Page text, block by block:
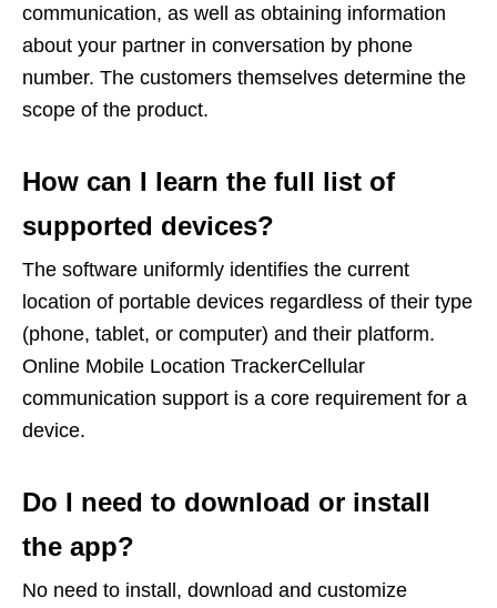
communication, as well as obtaining information
about your partner in conversation by phone
number. The customers themselves determine the
scope of the product.
How can I learn the full list of
supported devices?
The software uniformly identifies the current
location of portable devices regardless of their type
(phone, tablet, or computer) and their platform.
Online Mobile Location TrackerCellular
communication support is a core requirement for a
device.
Do I need to download or install
the app?
No need to install, download and customize